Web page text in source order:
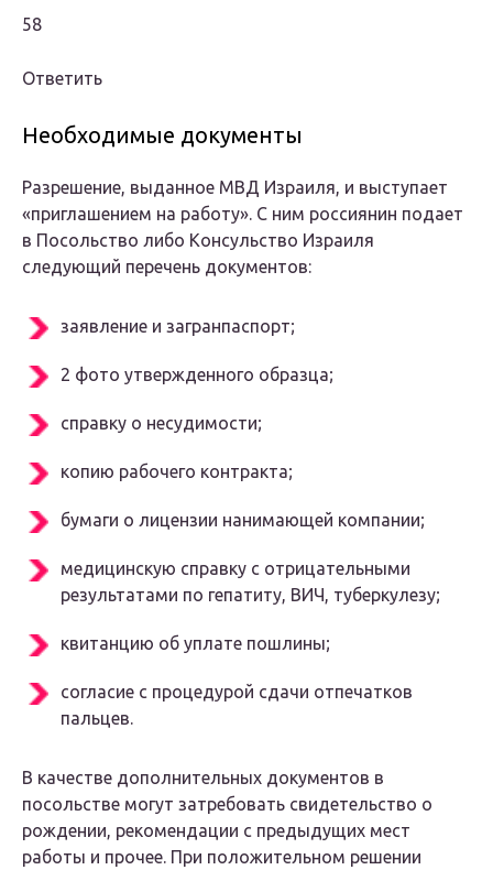
58
Ответить
Необходимые документы
Разрешение, выданное МВД Израиля, и выступает
«приглашением на работу». С ним россиянин подает
в Посольство либо Консульство Израиля
следующий перечень документов:
заявление и загранпаспорт;
2 фото утвержденного образца;
справку о несудимости;
копию рабочего контракта;
бумаги о лицензии нанимающей компании;
медицинскую справку с отрицательными
результатами по гепатиту, ВИЧ, туберкулезу;
квитанцию об уплате пошлины;
согласие с процедурой сдачи отпечатков
пальцев.
В качестве дополнительных документов в
посольстве могут затребовать свидетельство о
рождении, рекомендации с предыдущих мест
работы и прочее. При положительном решении